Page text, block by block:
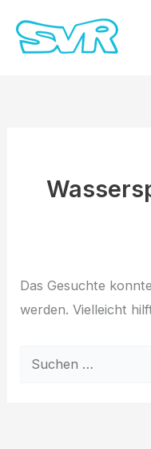
Inhalt
Das Gesuchte
werden. Vielleicht
Suchen